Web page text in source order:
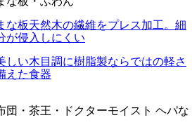
な板天然木の繊維をプレス加工。細
が侵入しにくい
しい木目調に樹脂製ならではの軽さ
えた食器
団・茶王・ドクターモイスト ヘパな